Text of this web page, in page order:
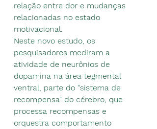
relação entre dor e mudanças
relacionadas no estado
motivacional.
Neste novo estudo, os
pesquisadores mediram a
atividade de neurônios de
dopamina na área tegmental
ventral, parte do "sistema de
recompensa" do cérebro, que
processa recompensas e
orquestra comportamento